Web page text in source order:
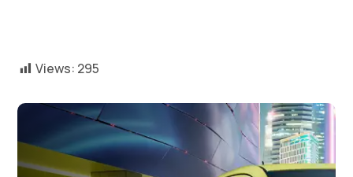
Views: 295